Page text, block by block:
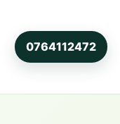
0764112472